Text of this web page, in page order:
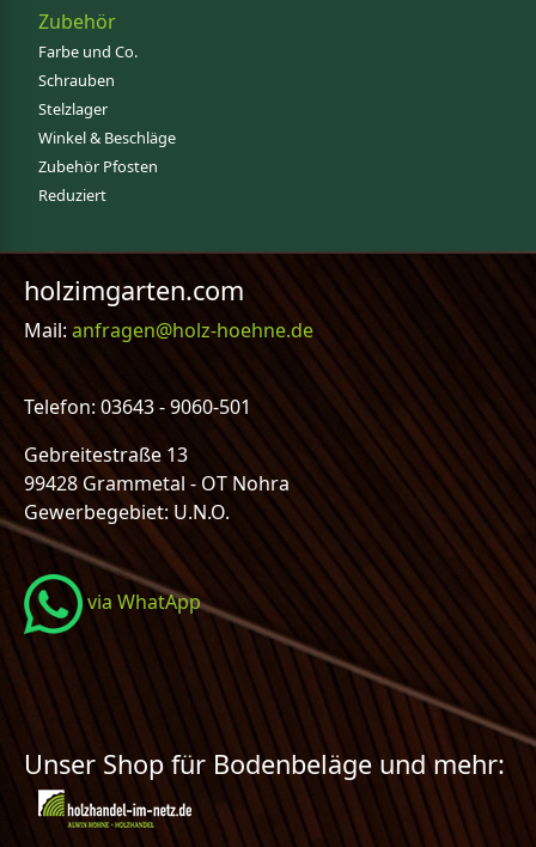
Zubehör
Farbe und Co.
Schrauben
Stelzlager
Winkel & Beschläge
Zubehör Pfosten
Reduziert
holzimgarten.com
Mail:anfragen@holz-hoehne.de
Telefon: 03643 - 9060-501
Gebreitestraße 13
99428 Grammetal - OT Nohra
Gewerbegebiet: U.N.O.
via WhatApp
Unser Shop für Bodenbeläge und mehr: